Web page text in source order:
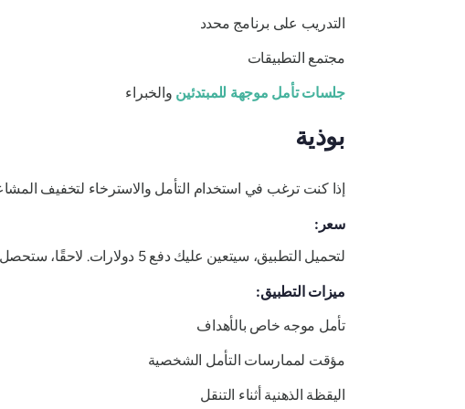
التدريب على برنامج محدد
مجتمع التطبيقات
جلسات تأمل موجهة للمبتدئين والخبراء
بوذية
إذا كنت ترغب في استخدام التأمل والاسترخاء لتخفيف
سعر:
لتحميل التطبيق، سيتعين عليك دفع 5 دولارات. لاحقًا، ستحصل على مواد تأمل مجانية ويمكنك إجراء عمليات شراء إضافية داخل التطبيق.
ميزات التطبيق:
تأمل موجه خاص بالأهداف
مؤقت لممارسات التأمل الشخصية
اليقظة الذهنية أثناء التنقل